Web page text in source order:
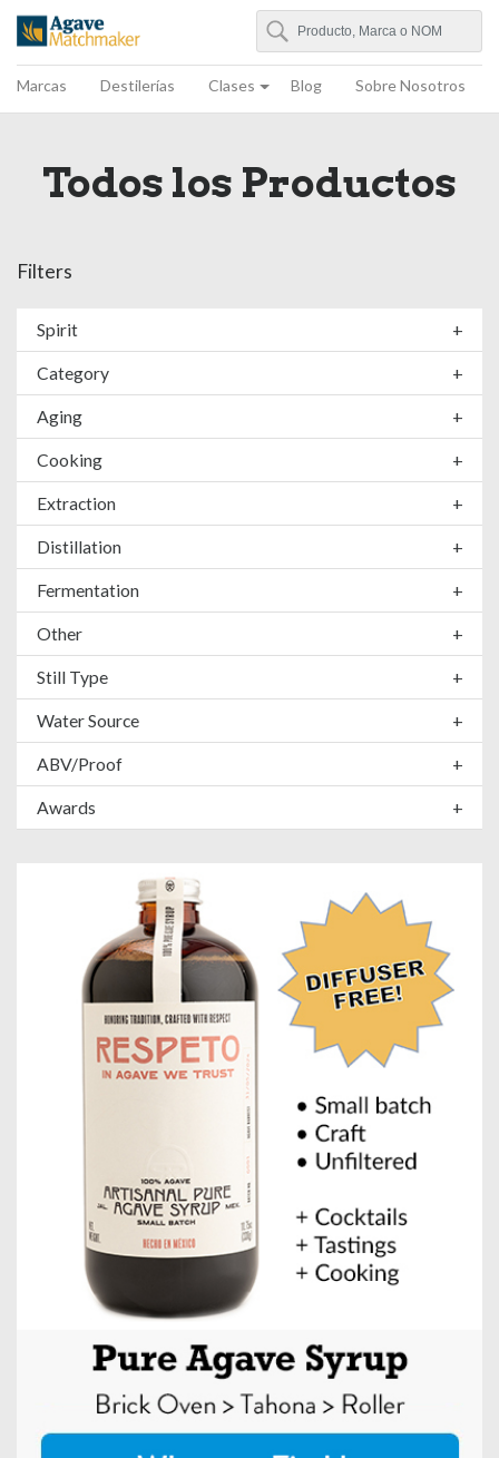
Agave Matchmaker
Buscar
Marcas Destilerías Clases Blog Sobre Nosotros
Todos los Productos
Filters
Spirit +
Category +
Aging +
Cooking +
Extraction +
Distillation +
Fermentation +
Other +
Still Type +
Water Source +
ABV/Proof +
Awards +